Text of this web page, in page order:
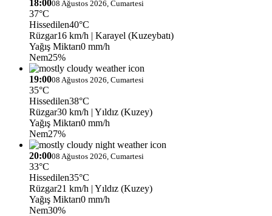
18:0008 Ağustos 2026, Cumartesi
37°C
Hissedilen40°C
Rüzgar16 km/h | Karayel (Kuzeybatı)
Yağış Miktarı0 mm/h
Nem25%
19:0008 Ağustos 2026, Cumartesi
35°C
Hissedilen38°C
Rüzgar30 km/h | Yıldız (Kuzey)
Yağış Miktarı0 mm/h
Nem27%
20:0008 Ağustos 2026, Cumartesi
33°C
Hissedilen35°C
Rüzgar21 km/h | Yıldız (Kuzey)
Yağış Miktarı0 mm/h
Nem30%